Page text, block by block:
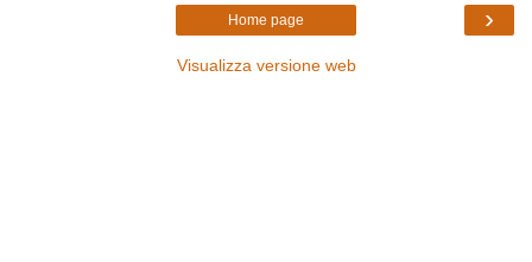
›
Home page
Visualizza versione web